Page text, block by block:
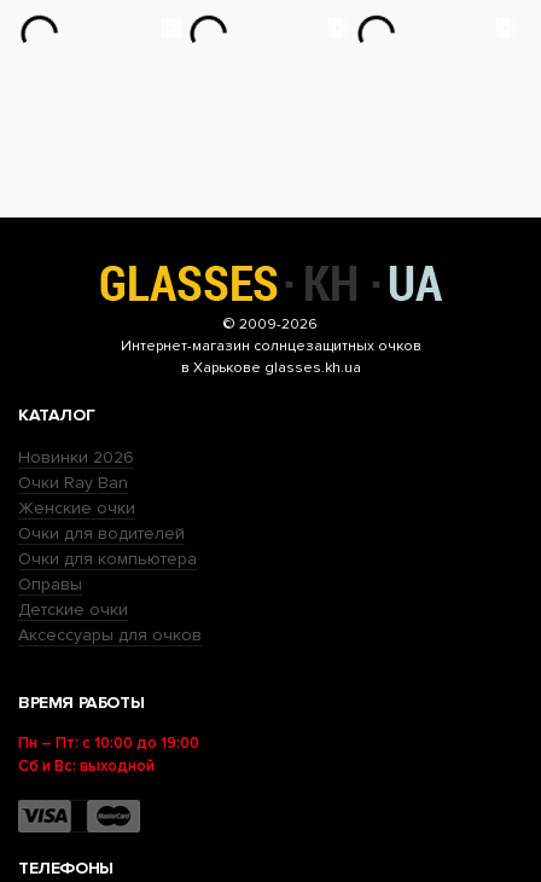
© 2009-2026
Интернет-магазин солнцезащитных очков
в Харькове glasses.kh.ua
КАТАЛОГ
Новинки 2026
Очки Ray Ban
Женские очки
Очки для водителей
Очки для компьютера
Оправы
Детские очки
Аксессуары для очков
ВРЕМЯ РАБОТЫ
Пн – Пт: с 10:00 до 19:00
Сб и Вс: выходной
ТЕЛЕФОНЫ